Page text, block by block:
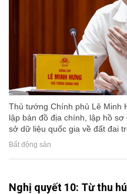
Thủ tướng Chính phủ Lê Minh
lập bản đồ địa chính, lập hồ
sở dữ liệu quốc gia về đất đai
Bất động sản
Nghị quyết 10: Từ thu